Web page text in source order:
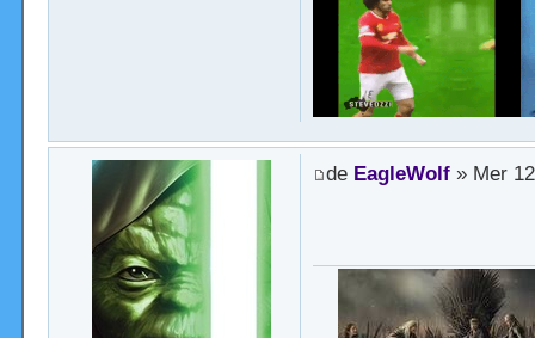
de EagleWolf» Mer